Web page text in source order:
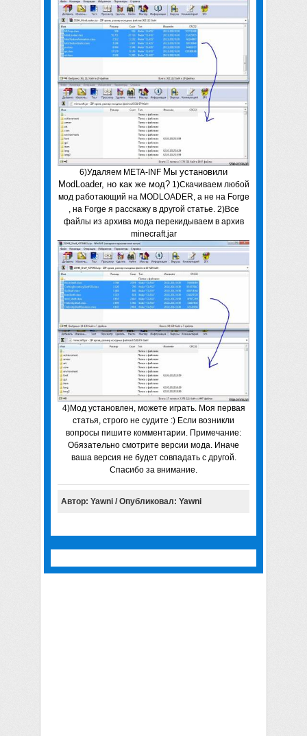
6)Удаляем META-INF Мы установили
ModLoader, но как же мод?1)Скачиваем любой
мод работающий на MODLOADER, а не на Forge
, на Forge я расскажу в другой статье. 2)Все
файлы из архива мода перекидываем в архив
minecraft.jar
4)Мод установлен, можете играть. Моя первая
статья, строго не судите :) Если возникли
вопросы пишите комментарии. Примечание:
Обязательно смотрите версии мода. Иначе
ваша версия не будет совпадать с другой.
Спасибо за внимание.
Автор: Yawni / Опубликовал: Yawni